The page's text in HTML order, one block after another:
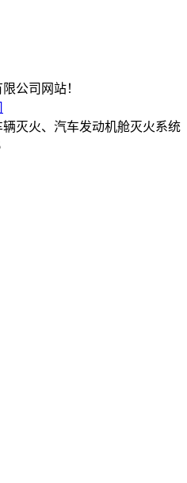
公司网站！
辆灭火、汽车发动机舱灭火系统